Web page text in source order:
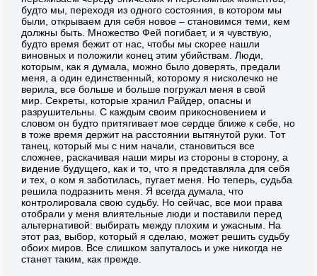
будто мы, переходя из одного состояния, в котором мы
были, открываем для себя новое – становимся теми, кем
должны быть. Множество Фей погибает, и я чувствую,
будто время бежит от нас, чтобы мы скорее нашли
виновных и положили конец этим убийствам. Люди,
которым, как я думала, можно было доверять, предали
меня, а один единственный, которому я нисколечко не
верила, все больше и больше погружал меня в свой
мир. Секреты, которые хранил Райдер, опасны и
разрушительны. С каждым своим прикосновением и
словом он будто притягивает мое сердце ближе к себе, но
в тоже время держит на расстоянии вытянутой руки. Тот
танец, который мы с ним начали, становиться все
сложнее, раскачивая наши миры из стороны в сторону, а
видение будущего, как и то, что я представляла для себя
и тех, о ком я заботилась, пугает меня. Но теперь, судьба
решила подразнить меня. Я всегда думала, что
контролировала свою судьбу. Но сейчас, все мои права
отобрали у меня влиятельные люди и поставили перед
альтернативой: выбирать между плохим и ужасным. На
этот раз, выбор, который я сделаю, может решить судьбу
обоих миров. Все слишком запуталось и уже никогда не
станет таким, как прежде.